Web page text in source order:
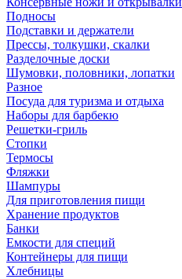
Подносы
Подставки и держатели
Прессы, толкушки, скалки
Разделочные доски
Шумовки, половники, лопатки
Разное
Посуда для туризма и отдыха
Наборы для барбекю
Решетки-гриль
Стопки
Термосы
Фляжки
Шампуры
Для приготовления пищи
Хранение продуктов
Банки
Емкости для специй
Контейнеры для пищи
Хлебницы